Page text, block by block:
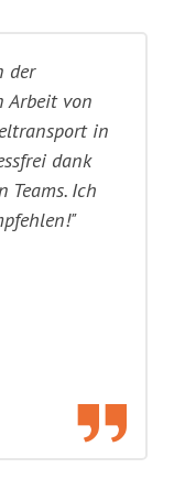
der
Arbeit von
in
dank
Teams. Ich